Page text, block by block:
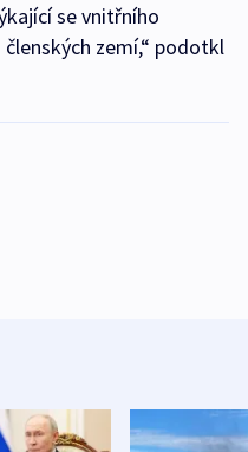
se vnitřního
zemí,“ podotkl